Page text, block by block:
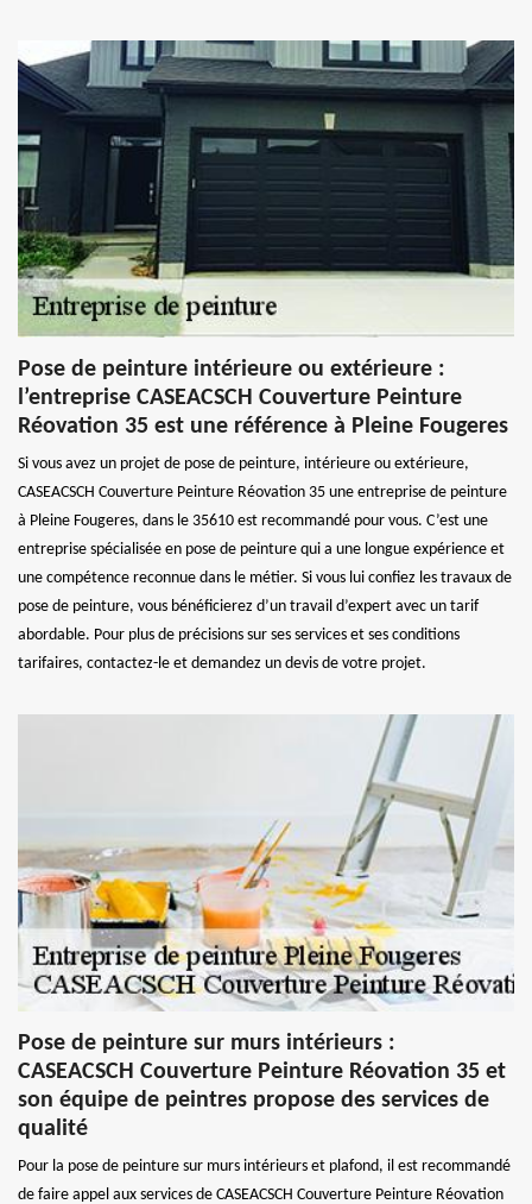
Pose de peinture intérieure ou extérieure :
l’entreprise CASEACSCH Couverture Peinture
Réovation 35 est une référence à Pleine Fougeres
Si vous avez un projet de pose de peinture, intérieure ou extérieure,
CASEACSCH Couverture Peinture Réovation 35 une entreprise de peinture
à Pleine Fougeres, dans le 35610 est recommandé pour vous. C’est une
entreprise spécialisée en pose de peinture qui a une longue expérience et
une compétence reconnue dans le métier. Si vous lui confiez les travaux de
pose de peinture, vous bénéficierez d’un travail d’expert avec un tarif
abordable. Pour plus de précisions sur ses services et ses conditions
tarifaires, contactez-le et demandez un devis de votre projet.
Pose de peinture sur murs intérieurs :
CASEACSCH Couverture Peinture Réovation 35 et
son équipe de peintres propose des services de
qualité
Pour la pose de peinture sur murs intérieurs et plafond, il est recommandé
de faire appel aux services de CASEACSCH Couverture Peinture Réovation